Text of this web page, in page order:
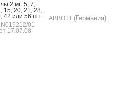
2 мг: 5, 7,
15, 20, 21, 28,
42 или 56 шт.
01-
17.07.08
ABBOTT (Германия)